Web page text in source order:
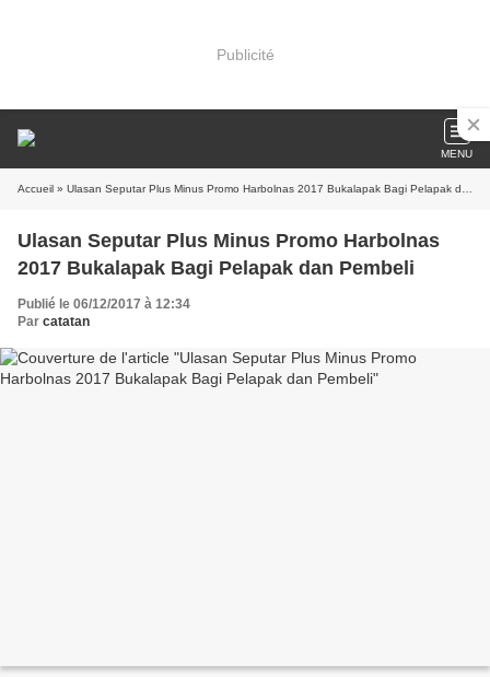
Publicité
MENU
Accueil » Ulasan Seputar Plus Minus Promo Harbolnas 2017 Bukalapak Bagi Pelapak dan Pembeli
Ulasan Seputar Plus Minus Promo Harbolnas
2017 Bukalapak Bagi Pelapak dan Pembeli
Publié le 06/12/2017 à 12:34
Par catatan